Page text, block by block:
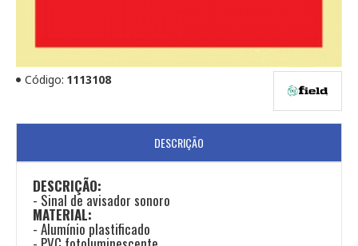
Código: 1113108
DESCRIÇÃO
DESCRIÇÃO:
- Sinal de avisador sonoro
MATERIAL:
- Alumínio plastificado